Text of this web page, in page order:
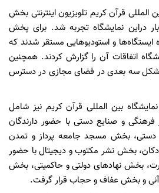
قرآن کریم تلویزیون اینترنتی بخش
دراین نمایشگاه تجربه شد. برای پخش
ایستگاه‌ها و استودیو‌هایی مستقر شدند که
اتفاقات آن را گزارش کردند. همچنین
شکل سه بعدی در فضای مجازی در دسترس
بین المللی قرآن کریم نیز شامل
و صنایع دستی با حضور دارندگان
بخش مسجد جامعه پرداز و تمدن
بخش نشر مکتوب و دیجیتال با حضور
عترت، بخش نهاد‌های دولتی و حاکمیتی، بخش
و بخش عفاف و حجاب قرار گرفت.